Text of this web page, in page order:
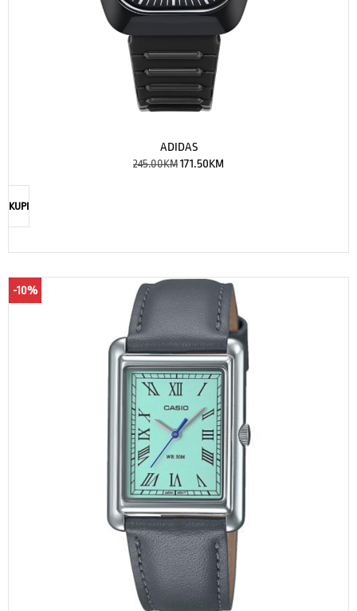
ADIDAS
245.00KM171.50KM
KUPI
-10%